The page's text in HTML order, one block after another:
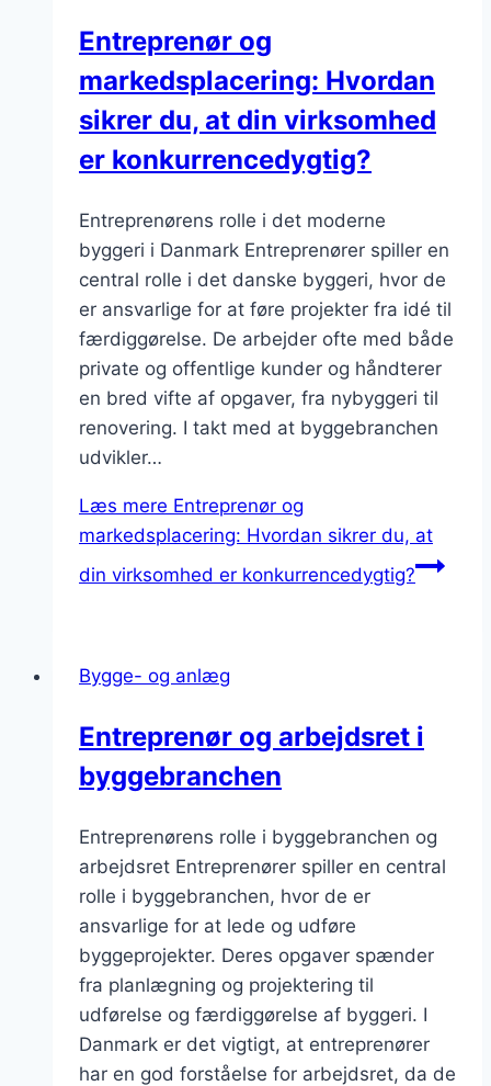
Entreprenør og
markedsplacering: Hvordan
sikrer du, at din virksomhed
er konkurrencedygtig?
Entreprenørens rolle i det moderne
byggeri i Danmark Entreprenører spiller en
central rolle i det danske byggeri, hvor de
er ansvarlige for at føre projekter fra idé til
færdiggørelse. De arbejder ofte med både
private og offentlige kunder og håndterer
en bred vifte af opgaver, fra nybyggeri til
renovering. I takt med at byggebranchen
udvikler…
Læs mere Entreprenør og
markedsplacering: Hvordan sikrer du, at
din virksomhed er konkurrencedygtig?
Bygge- og anlæg
Entreprenør og arbejdsret i
byggebranchen
Entreprenørens rolle i byggebranchen og
arbejdsret Entreprenører spiller en central
rolle i byggebranchen, hvor de er
ansvarlige for at lede og udføre
byggeprojekter. Deres opgaver spænder
fra planlægning og projektering til
udførelse og færdiggørelse af byggeri. I
Danmark er det vigtigt, at entreprenører
har en god forståelse for arbejdsret, da de